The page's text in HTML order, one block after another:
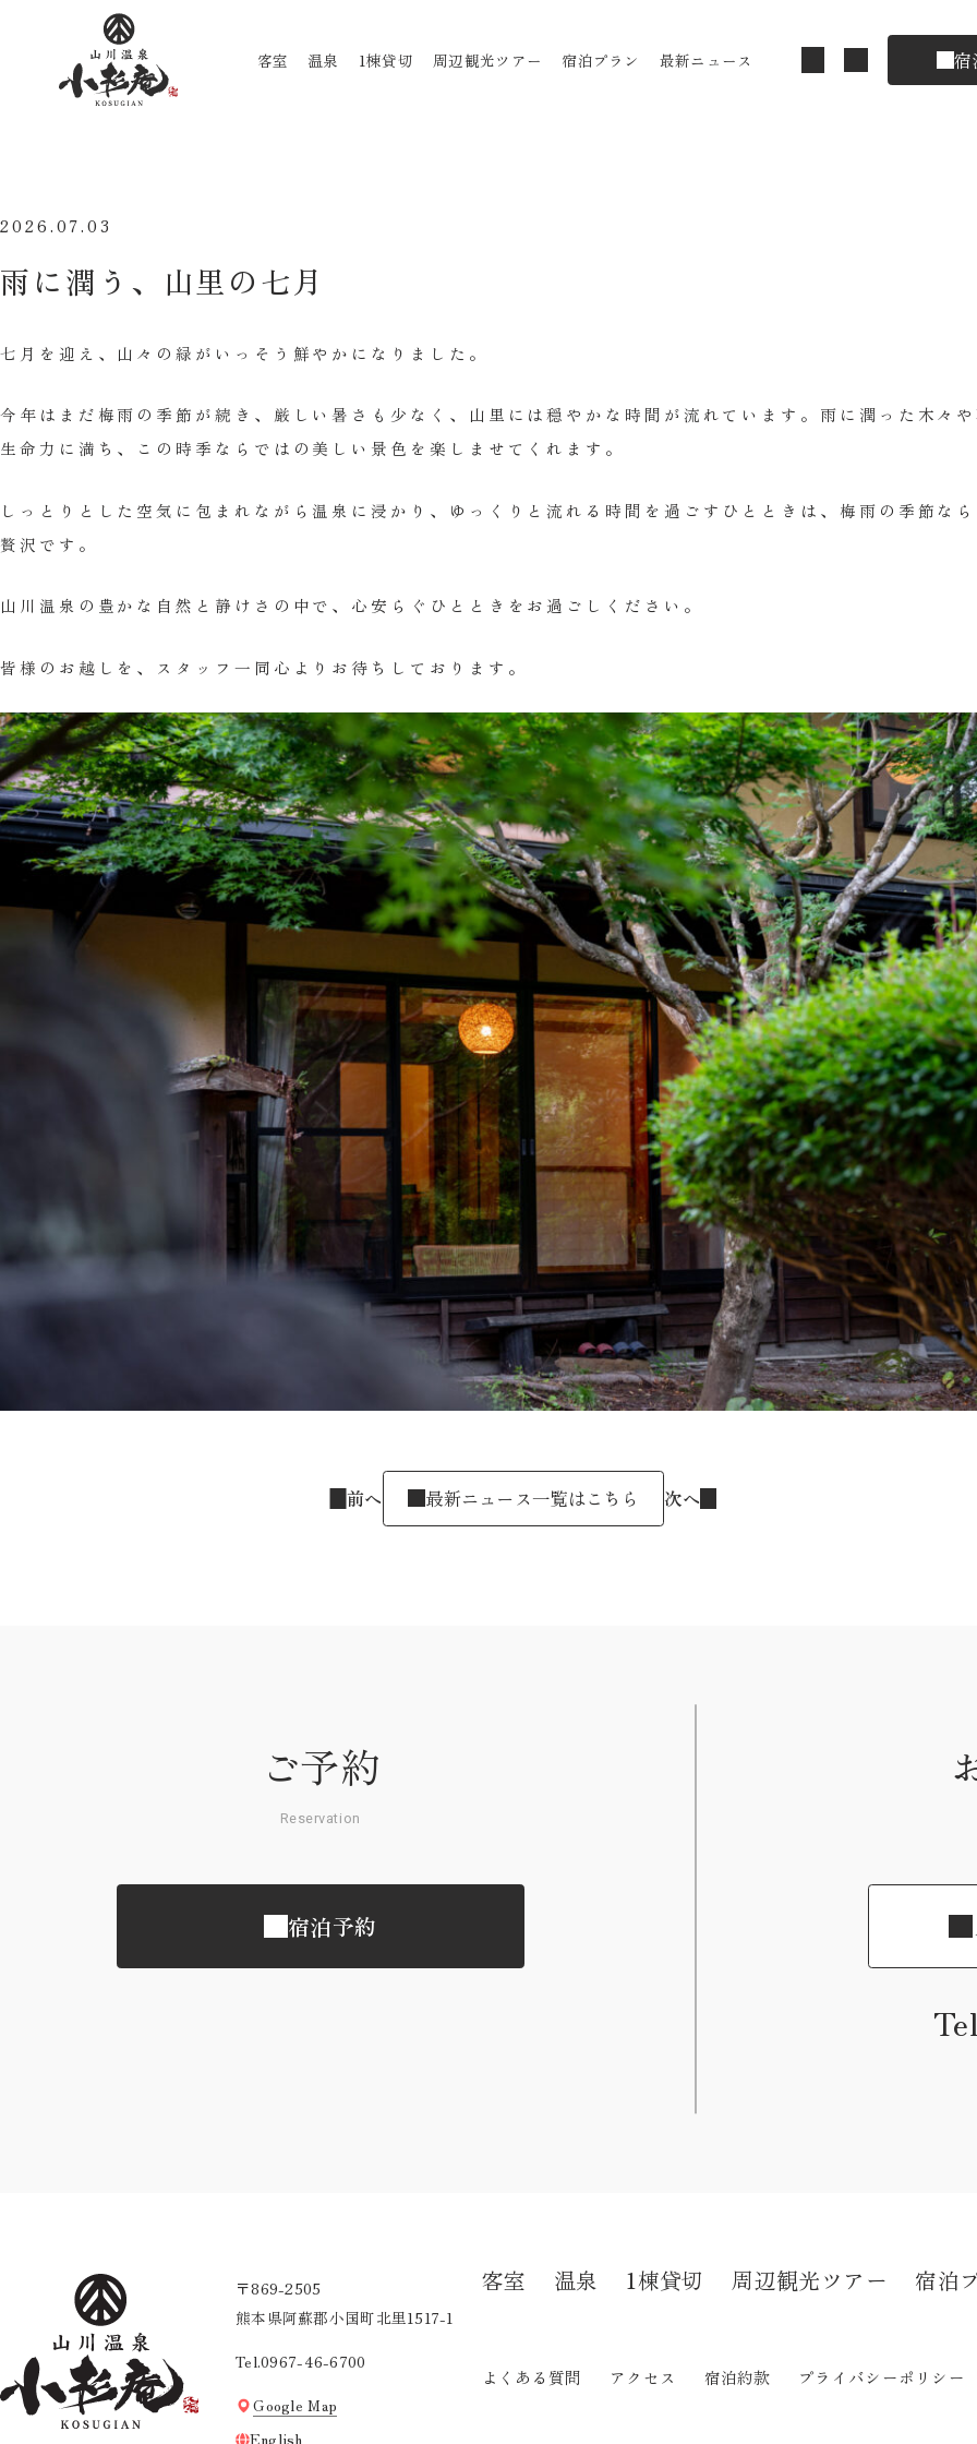
客室 温泉 1棟貸切 周辺観光ツアー 宿泊プラン 最新ニュース 宿
2026.07.03
雨に潤う、山里の七月
七月を迎え、山々の緑がいっそう鮮やかになりました。
今年はまだ梅雨の季節が続き、厳しい暑さも少なく、山里には穏やかな時間が流れています。雨に潤った木々
生命力に満ち、この時季ならではの美しい景色を楽しませてくれます。
しっとりとした空気に包まれながら温泉に浸かり、ゆっくりと流れる時間を過ごすひとときは、梅雨の季節な
贅沢です。
山川温泉の豊かな自然と静けさの中で、心安らぐひとときをお過ごしください。
皆様のお越しを、スタッフ一同心よりお待ちしております。
前へ 最新ニュース一覧はこちら 次へ
ご予約
Reservation
宿泊予約
〒869-2505
熊本県阿蘇郡小国町北里1517-1
Tel.0967-46-6700
Google Map
English
客室 温泉 1棟貸切 周辺観光ツアー 宿泊
よくある質問 アクセス 宿泊約款 プライバシーポリシー